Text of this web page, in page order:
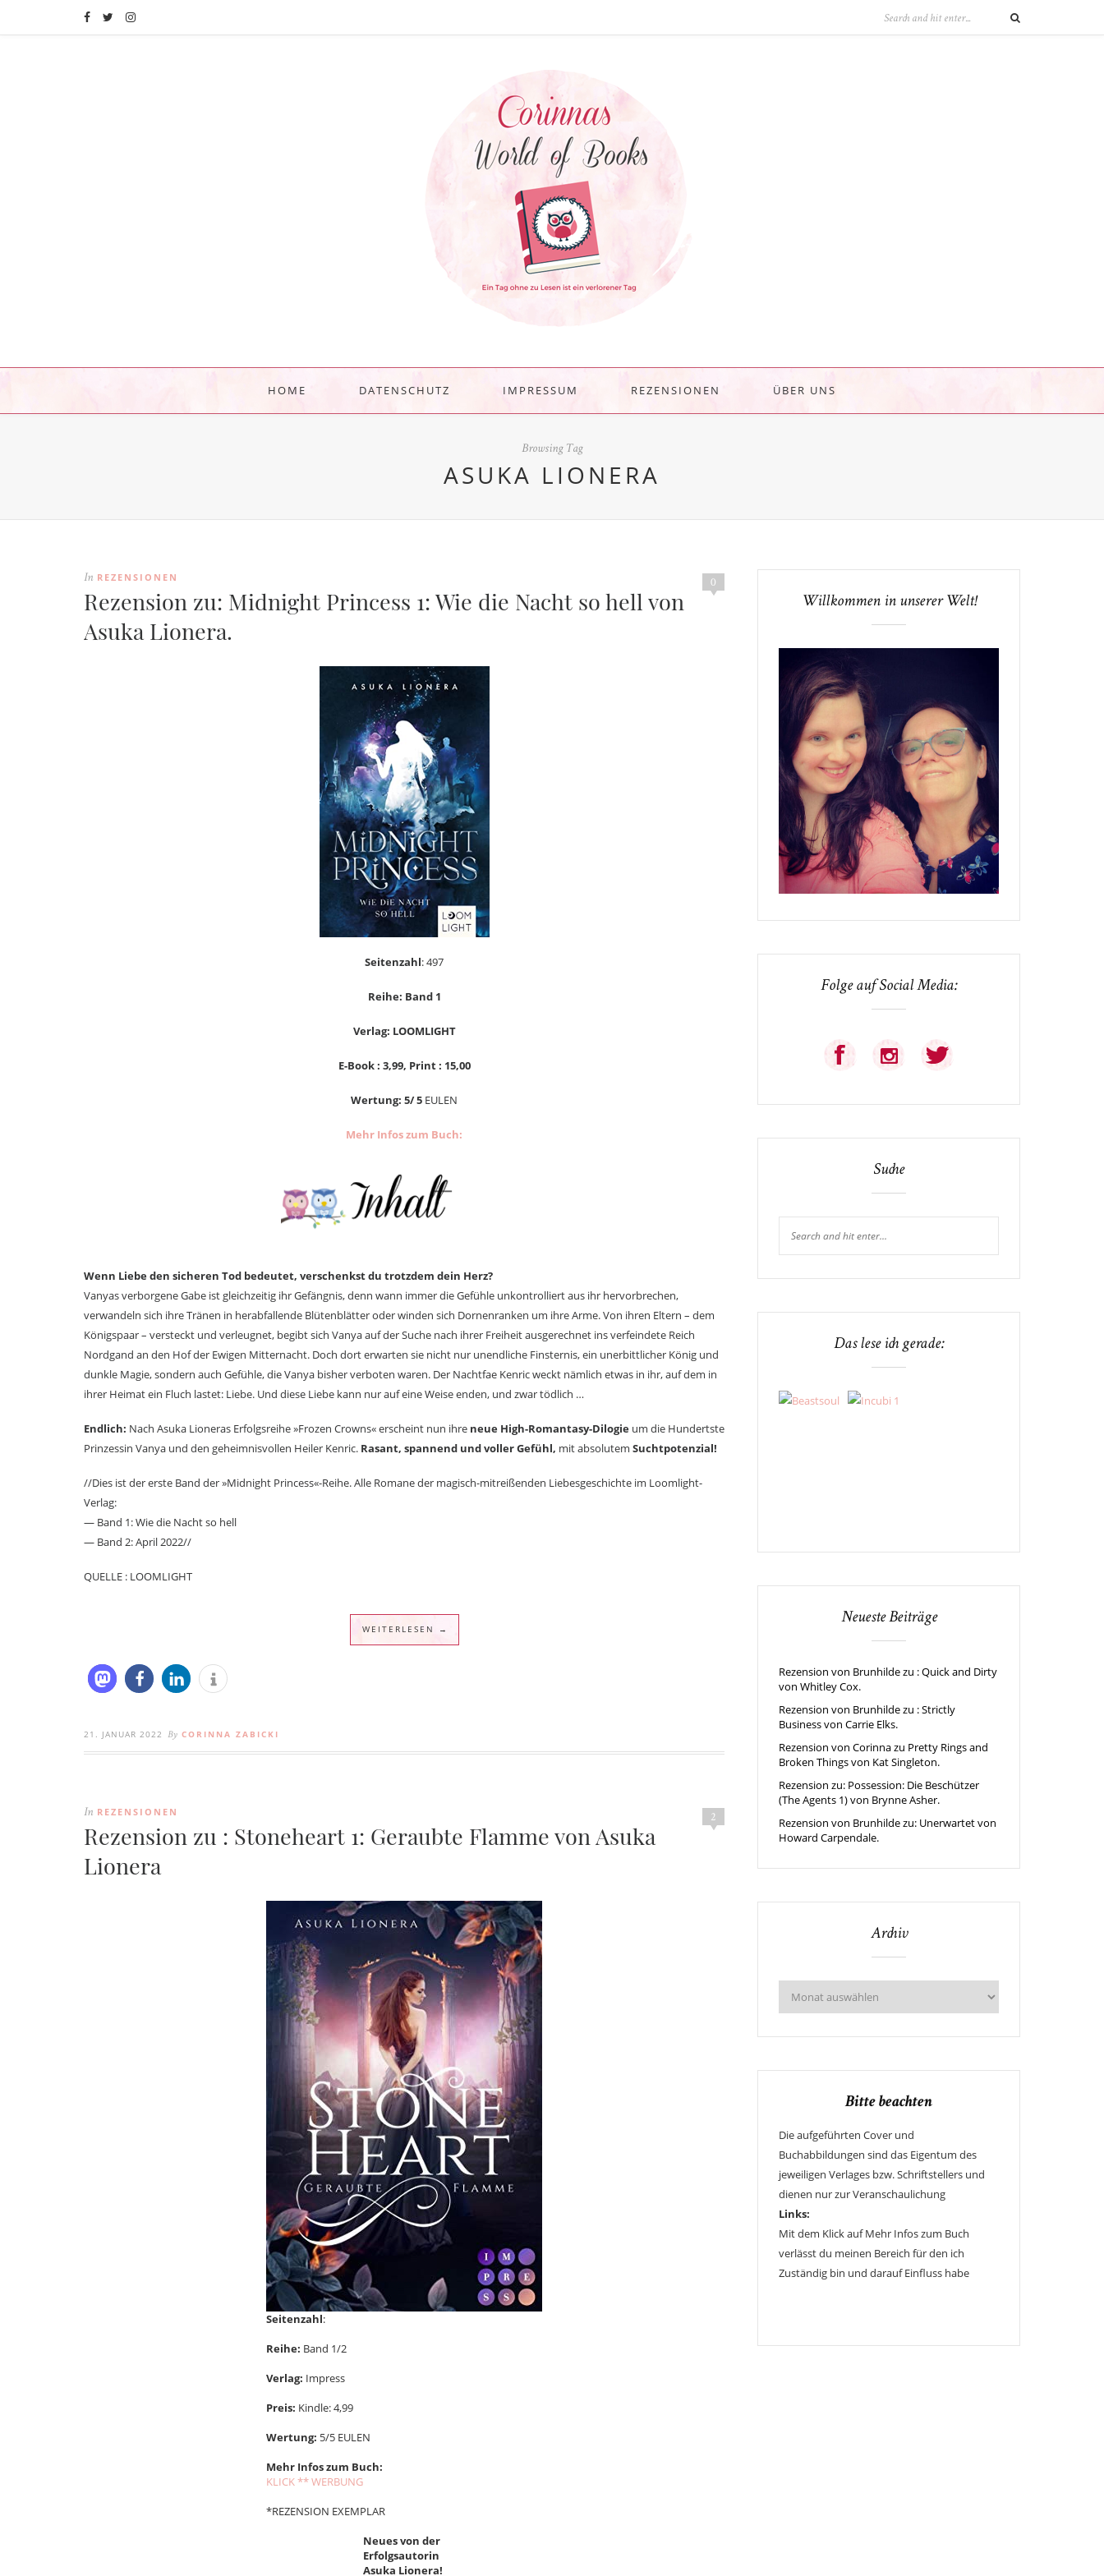
HOME DATENSCHUTZ IMPRESSUM REZENSIONEN ÜBER UNS
Browsing Tag
ASUKA LIONERA
0
In REZENSIONEN
Rezension zu: Midnight Princess 1: Wie die Nacht so hell von
Asuka Lionera.
Seitenzahl: 497
Reihe: Band 1
Verlag: LOOMLIGHT
E-Book : 3,99, Print : 15,00
Wertung: 5/ 5 EULEN
Mehr Infos zum Buch:
Wenn Liebe den sicheren Tod bedeutet, verschenkst du trotzdem dein Herz?
Vanyas verborgene Gabe ist gleichzeitig ihr Gefängnis, denn wann immer die Gefühle unkontrolliert aus ihr hervorbrechen,
verwandeln sich ihre Tränen in herabfallende Blütenblätter oder winden sich Dornenranken um ihre Arme. Von ihren Eltern – dem
Königspaar – versteckt und verleugnet, begibt sich Vanya auf der Suche nach ihrer Freiheit ausgerechnet ins verfeindete Reich
Nordgand an den Hof der Ewigen Mitternacht. Doch dort erwarten sie nicht nur unendliche Finsternis, ein unerbittlicher König und
dunkle Magie, sondern auch Gefühle, die Vanya bisher verboten waren. Der Nachtfae Kenric weckt nämlich etwas in ihr, auf dem in
ihrer Heimat ein Fluch lastet: Liebe. Und diese Liebe kann nur auf eine Weise enden, und zwar tödlich …
Endlich: Nach Asuka Lioneras Erfolgsreihe »Frozen Crowns« erscheint nun ihre neue High-Romantasy-Dilogie um die Hundertste
Prinzessin Vanya und den geheimnisvollen Heiler Kenric. Rasant, spannend und voller Gefühl, mit absolutem Suchtpotenzial!
//Dies ist der erste Band der »Midnight Princess«-Reihe. Alle Romane der magisch-mitreißenden Liebesgeschichte im Loomlight-
Verlag:
— Band 1: Wie die Nacht so hell
— Band 2: April 2022//
QUELLE : LOOMLIGHT
WEITERLESEN →
21. JANUAR 2022 By CORINNA ZABICKI
2
In REZENSIONEN
Rezension zu : Stoneheart 1: Geraubte Flamme von Asuka
Lionera
Seitenzahl:
Reihe: Band 1/2
Verlag: Impress
Preis: Kindle: 4,99
Wertung: 5/5 EULEN
Mehr Infos zum Buch:
KLICK ** WERBUNG
*REZENSION EXEMPLAR
Neues von der
Erfolgsautorin
Asuka Lionera!
Willkommen in unserer Welt!
Folge auf Social Media:
Suche
Das lese ich gerade:
Neueste Beiträge
Rezension von Brunhilde zu : Quick and Dirty
von Whitley Cox.
Rezension von Brunhilde zu : Strictly
Business von Carrie Elks.
Rezension von Corinna zu Pretty Rings and
Broken Things von Kat Singleton.
Rezension zu: Possession: Die Beschützer
(The Agents 1) von Brynne Asher.
Rezension von Brunhilde zu: Unerwartet von
Howard Carpendale.
Archiv
Bitte beachten
Die aufgeführten Cover und
Buchabbildungen sind das Eigentum des
jeweiligen Verlages bzw. Schriftstellers und
dienen nur zur Veranschaulichung
Links:
Mit dem Klick auf Mehr Infos zum Buch
verlässt du meinen Bereich für den ich
Zuständig bin und darauf Einfluss habe